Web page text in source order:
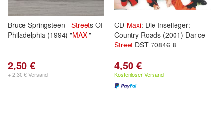
Bruce Springsteen - Streets Of
Philadelphia (1994) "MAXI"
2,50 €
+ 2,30 € Versand
CD-Maxi: Die Inselfeger:
Country Roads (2001) Dance
Street DST 70846-8
4,50 €
Kostenloser Versand